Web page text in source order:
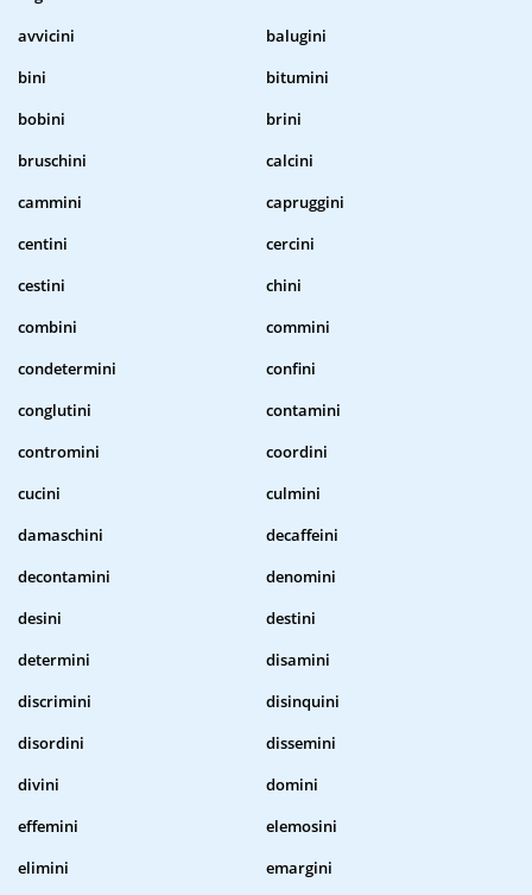
avvicini
balugini
bini
bitumini
bobini
brini
bruschini
calcini
cammini
capruggini
centini
cercini
cestini
chini
combini
commini
condetermini
confini
conglutini
contamini
contromini
coordini
cucini
culmini
damaschini
decaffeini
decontamini
denomini
desini
destini
determini
disamini
discrimini
disinquini
disordini
dissemini
divini
domini
effemini
elemosini
elimini
emargini